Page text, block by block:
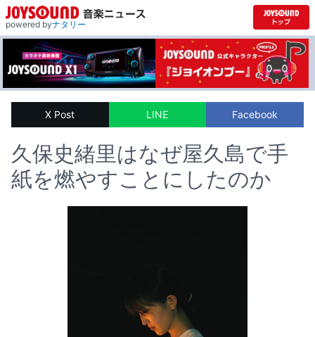
powered byナタリー
X Post LINE Facebook
久保史緒里はなぜ屋久島で手
紙を燃やすことにしたのか